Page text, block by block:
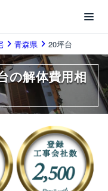
青森県 20坪台
の解体費用相